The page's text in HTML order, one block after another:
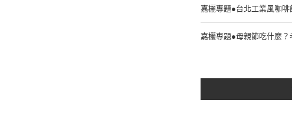
嘉欐專題●台北工業風咖
嘉欐專題●母親節吃什麼？